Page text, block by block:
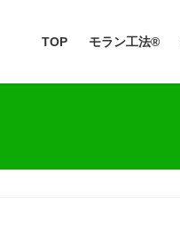
TOP モラン工法®